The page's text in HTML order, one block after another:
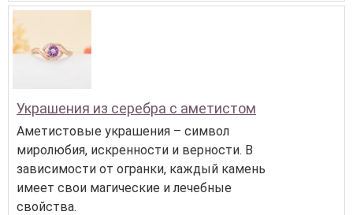
Украшения из серебра с аметистом
Аметистовые украшения – символ
миролюбия, искренности и верности. В
зависимости от огранки, каждый камень
имеет свои магические и лечебные
свойства.